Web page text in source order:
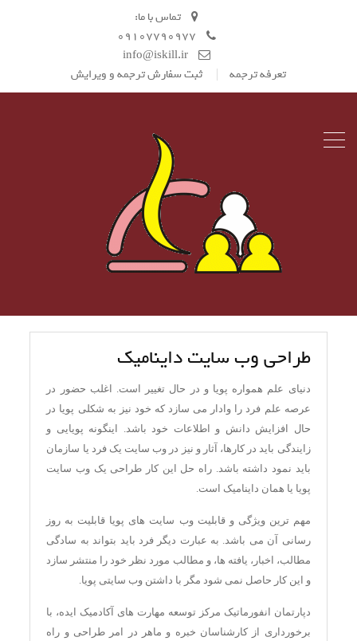
تماس با ما:
تعرفه ترجمه
ثبت سفارش ترجمه و ویرایش
طراحی وب سایت داینامیک
دنیای علم همواره پویا و در حال تغییر است. اغلب حضور در
عرصه علم فرد را وادار می سازد که خود نیز به شکلی پویا در
حال افزایش دانش و اطلاعات خود باشد. اینگونه پویایی و
زایندگی باید در کارها، آثار و نیز در وب سایت یک فرد یا سازمان
باید نمود داشته باشد. راه حل این کار طراحی یک وب سایت
پویا یا همان داینامیک است.
مهم ترین ویژگی و قابلیت وب سایت های پویا قابلیت به روز
رسانی آن می باشد. به عبارت دیگر فرد باید بتواند به سادگی
مطالب، اخبار، یافته ها، و مطالب مورد نظر خود را منتشر سازد
و این کار حاصل نمی شود مگر با داشتن وب سایتی پویا.
دپارتمان انفورماتیک مرکز توسعه مهارت های آکادمیک ایده، با
برخورداری از کارشناسان خبره و ماهر در امر طراحی و راه